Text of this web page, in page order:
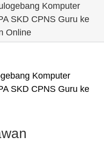
Komputer
SKD CPNS Guru ke
Online
Komputer
SKD CPNS Guru ke